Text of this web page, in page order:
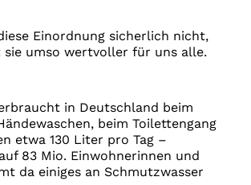
Einordnung sicherlich nicht,
sie umso wertvoller für uns alle.
in Deutschland beim
beim Toilettengang
etwa 130 Liter pro Tag –
83 Mio. Einwohnerinnen und
da einiges an Schmutzwasser